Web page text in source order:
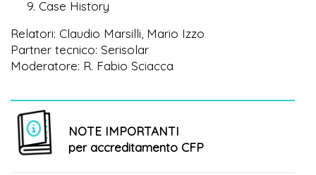
Case History
Relatori: Claudio Marsilli, Mario Izzo
Partner tecnico: Serisolar
Moderatore: R. Fabio Sciacca
NOTE IMPORTANTI
per accreditamento CFP